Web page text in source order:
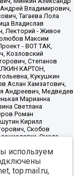
files/reestr-
на22.03.2024
используем
top.mail.ru,